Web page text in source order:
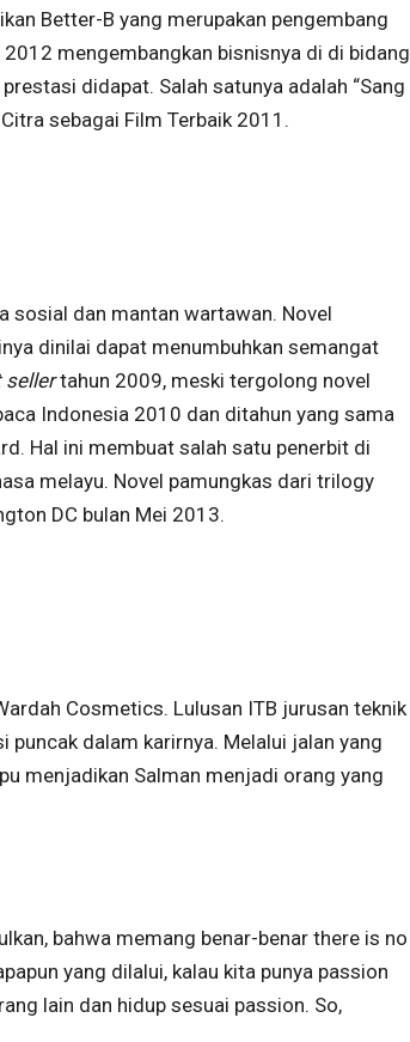
Better-B yang merupakan pengembang
mengembangkan bisnisnya di di bidang
didapat. Salah satunya adalah “Sang
sebagai Film Terbaik 2011.
sosial dan mantan wartawan. Novel
dinilai dapat menumbuhkan semangat
sellertahun 2009, meski tergolong novel
Indonesia 2010 dan ditahun yang sama
Hal ini membuat salah satu penerbit di
melayu. Novel pamungkas dari trilogy
DC bulan Mei 2013.
Cosmetics. Lulusan ITB jurusan teknik
dalam karirnya. Melalui jalan yang
menjadikan Salman menjadi orang yang
bahwa memang benar-benar there is no
yang dilalui, kalau kita punya passion
lain dan hidup sesuai passion. So,